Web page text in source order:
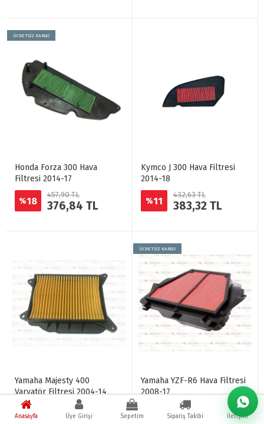
Anasayfa Üye Girişi Sepetim Sipariş Takibi İletişim
ÜCRETSİZ KARGO
Honda Forza 300 Hava
Filtresi 2014-17
%18
457,90 TL
376,84 TL
Kymco J 300 Hava Filtresi
2014-18
%11
432,63 TL
383,32 TL
Yamaha Majesty 400
Varyatör Filtresi 2004-14
%22
562,30 TL
440,72 TL
ÜCRETSİZ KARGO
Yamaha YZF-R6 Hava Filtresi
2008-17
1.480,21 TL
1.323,45 TL